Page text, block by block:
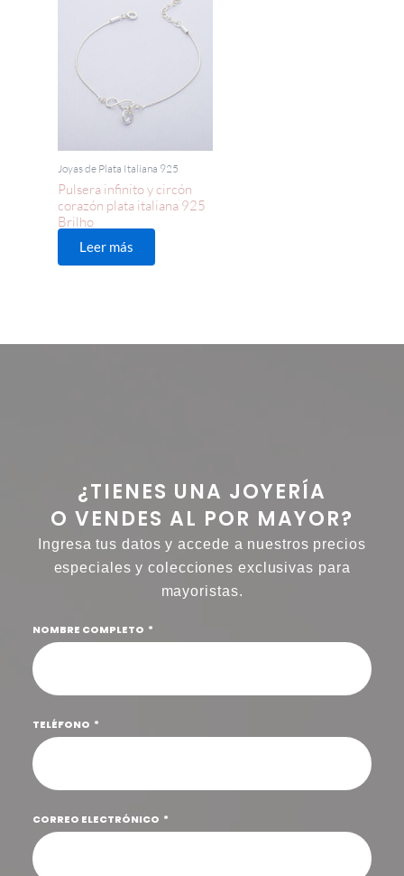
Joyas de Plata Italiana 925
Pulsera infinito y circón
corazón plata italiana 925
Brilho
Leer más
¿TIENES UNA JOYERÍA
O VENDES AL POR MAYOR?
Ingresa tus datos y accede a nuestros precios
especiales y colecciones exclusivas para
mayoristas.
NOMBRE COMPLETO
TELÉFONO
CORREO ELECTRÓNICO